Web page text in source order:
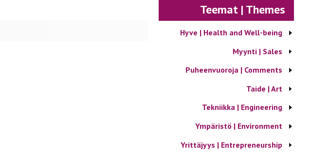
Teemat | Themes
Hyve | Health and Well-being
Myynti | Sales
Puheenvuoroja | Comments
Taide | Art
Tekniikka | Engineering
Ympäristö | Environment
Yrittäjyys | Entrepreneurship